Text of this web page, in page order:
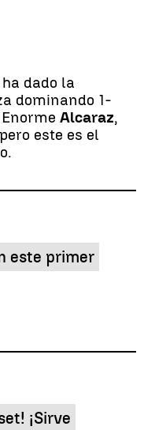
dado la
dominando 1-
Alcaraz,
este es el
este primer
¡Sirve